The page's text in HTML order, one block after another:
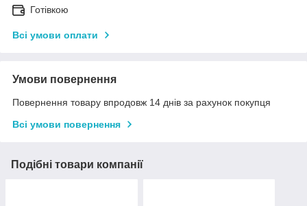
Готівкою
Всі умови оплати
Умови повернення
Повернення товару впродовж 14 днів за рахунок покупця
Всі умови повернення
Подібні товари компанії